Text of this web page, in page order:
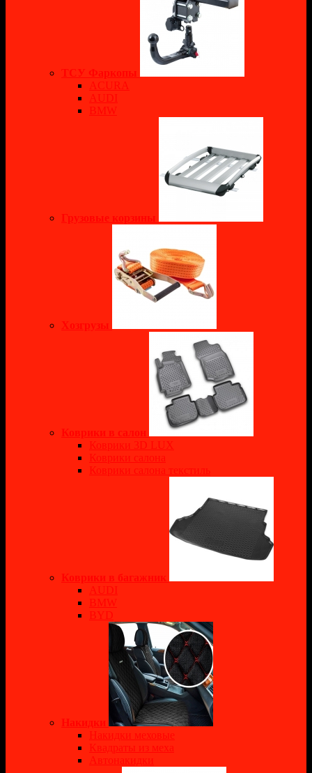
ТСУ Фаркопы
ACURA
AUDI
BMW
Грузовые корзины
Хозгрузы
Коврики в салон
Коврики 3D LUX
Коврики салона
Коврики салона текстиль
Коврики в багажник
AUDI
BMW
BYD
Накидки
Накидки меховые
Квадраты из меха
Автонакидки